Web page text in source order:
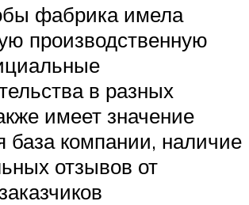
фабрика имела
производственную
в разных
имеет значение
база компании, наличие
отзывов от